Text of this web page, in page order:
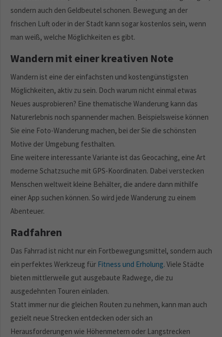
sondern auch den Geldbeutel schonen. Bewegung an der
frischen Luft oder in der Stadt kann sogar kostenlos sein, wenn
man weiß, welche Möglichkeiten es gibt.
Wandern mit einer kreativen Note
Wandern ist eine der einfachsten und kostengünstigsten
Möglichkeiten, aktiv zu sein. Doch warum nicht einmal etwas
Neues ausprobieren? Eine thematische Wanderung kann das
Naturerlebnis noch spannender machen. Beispielsweise können
Sie eine Foto-Wanderung machen, bei der Sie die schönsten
Motive der Umgebung festhalten.
Eine weitere interessante Variante ist das Geocaching, eine Art
moderne Schatzsuche mit GPS-Koordinaten. Dabei verstecken
Menschen weltweit kleine Behälter, die andere dann mithilfe
einer App suchen können. So wird jede Wanderung zu einem
Abenteuer.
Radfahren
Das Fahrrad ist nicht nur ein Fortbewegungsmittel, sondern auch
ein perfektes Werkzeug für Fitness und Erholung. Viele Städte
bieten mittlerweile gut ausgebaute Radwege, die zu
ausgedehnten Touren einladen.
Statt immer nur die gleichen Routen zu nehmen, kann man auch
gezielt neue Strecken entdecken oder sich an
Herausforderungen wie Höhenmetern oder Langstrecken